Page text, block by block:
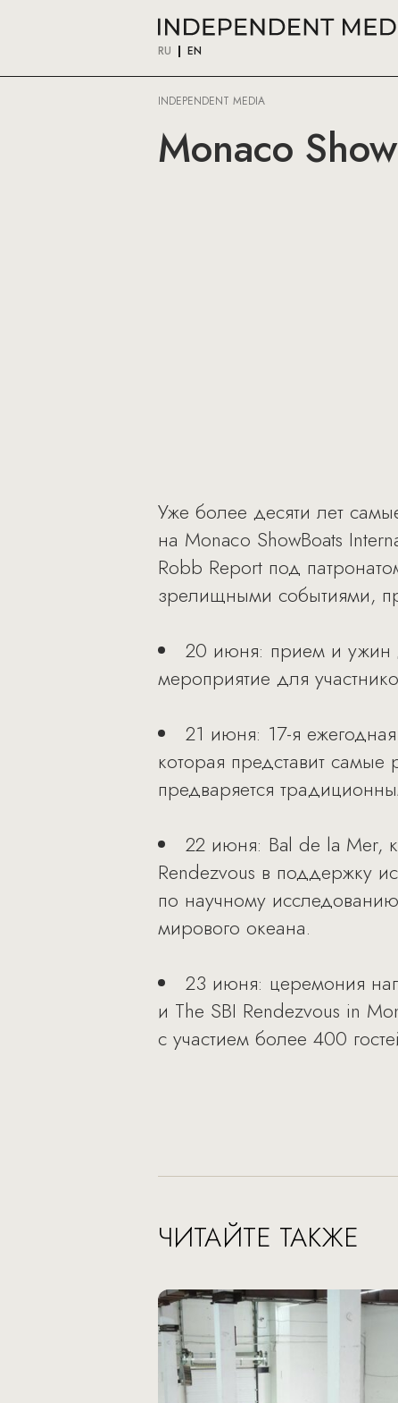
RU EN
INDEPENDENT MEDIA
Monaco
Уже более десяти лет
на Monaco ShowBoats
Robb Report под
зрелищными событиями,
20 июня: прием и ужин
мероприятие для
21 июня: 17-я
которая представит
предваряется
22 июня: Bal de la Mer,
Rendezvous в поддержку
по научному
мирового океана.
23 июня: церемония
и The SBI Rendezvous in
с участием более 400
ЧИТАЙТЕ ТАКЖЕ